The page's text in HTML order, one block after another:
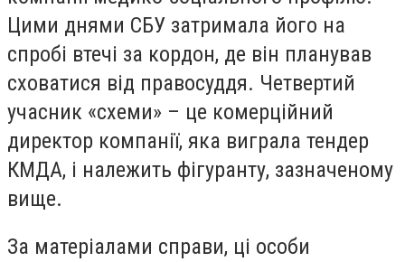
Цими днями СБУ затримала його на
спробі втечі за кордон, де він планував
сховатися від правосуддя. Четвертий
учасник «схеми» – це комерційний
директор компанії, яка виграла тендер
КМДА, і належить фігуранту, зазначеному
вище.
За матеріалами справи, ці особи